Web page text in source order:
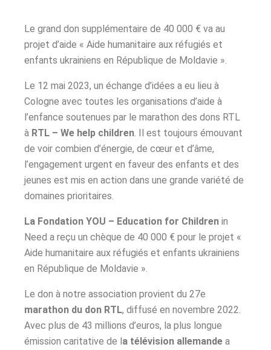
Le grand don supplémentaire de 40 000 € va au
projet d’aide « Aide humanitaire aux réfugiés et
enfants ukrainiens en République de Moldavie ».
Le 12 mai 2023, un échange d’idées a eu lieu à
Cologne avec toutes les organisations d’aide à
l’enfance soutenues par le marathon des dons RTL
à RTL – We help children . Il est toujours émouvant
de voir combien d’énergie, de cœur et d’âme,
l’engagement urgent en faveur des enfants et des
jeunes est mis en action dans une grande variété de
domaines prioritaires.
La Fondation YOU – Education for Children in
Need a reçu un chèque de 40 000 € pour le projet «
Aide humanitaire aux réfugiés et enfants ukrainiens
en République de Moldavie ».
Le don à notre association provient du 27e
marathon du don RTL, diffusé en novembre 2022.
Avec plus de 43 millions d’euros, la plus longue
émission caritative de la télévision allemande a